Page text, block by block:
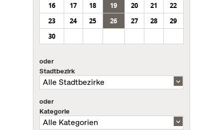
16
17 18 19 20 21
22
23
24 25 26 27 28
29
30
oder
Stadtbezirk
oder
Kategorie